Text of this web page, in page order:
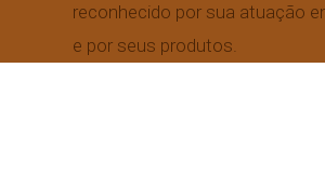
reconhecido por sua atuação
e por seus produtos.